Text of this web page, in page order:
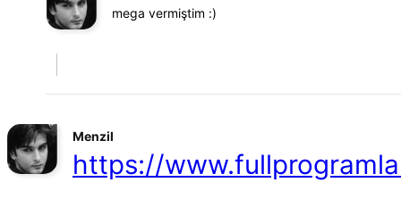
mega vermiştim :)
Menzil
https://